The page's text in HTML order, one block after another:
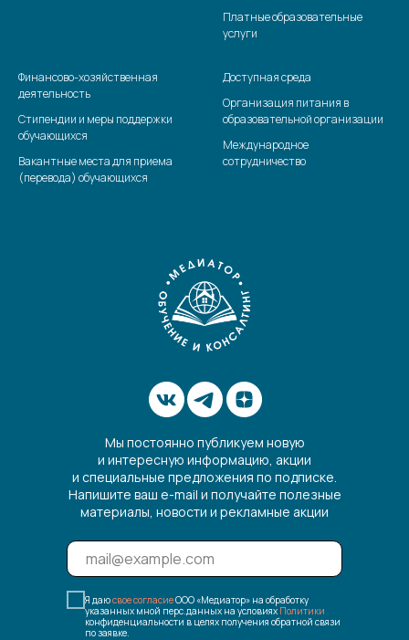
Платные образовательные
услуги
Финансово-хозяйственная
деятельность
Стипендии и меры поддержки
обучающихся
Вакантные места для приема
(перевода) обучающихся
Доступная среда
Организация питания в
образовательной организации
Международное
сотрудничество
Мы постоянно публикуем новую
и интересную информацию, акции
и специальные предложения по подписке.
Напишите ваш e-mail и получайте полезные
материалы, новости и рекламные акции
Я даюсвое согласиеООО «Медиатор» на обработку
указанных мной перс.данных на условиях Политики
конфиденциальности в целях получения обратной связи
по заявке.